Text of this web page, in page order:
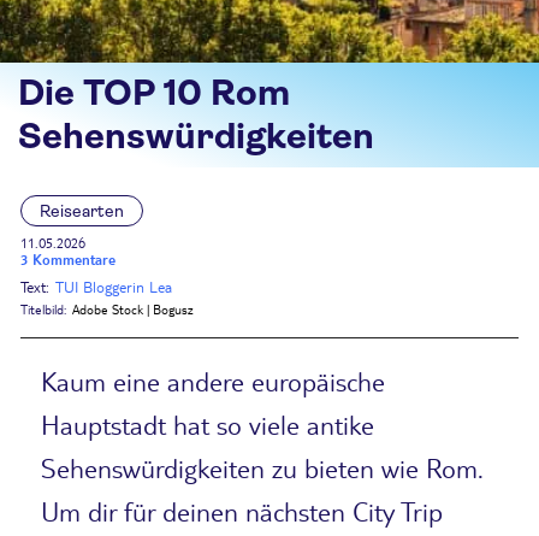
Die TOP 10 Rom
Sehenswürdigkeiten
Reisearten
11.05.2026
3 Kommentare
Text: TUI Bloggerin Lea
Titelbild: Adobe Stock | Bogusz
Kaum eine andere europäische
Hauptstadt hat so viele antike
Sehenswürdigkeiten zu bieten wie Rom.
Um dir für deinen nächsten City Trip